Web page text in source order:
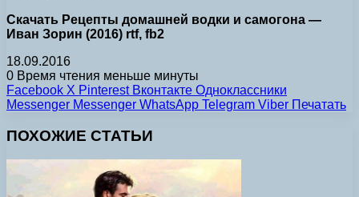
Скачать Рецепты домашней водки и самогона —
Иван Зорин (2016) rtf, fb2
18.09.2016
0 Время чтения меньше минуты
Facebook X Pinterest Вконтакте Одноклассники
Messenger Messenger WhatsApp Telegram Viber Печатать
ПОХОЖИЕ СТАТЬИ